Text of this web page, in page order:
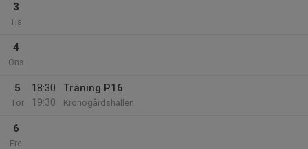
3
Tis
4
Ons
5
Tor
18:30
19:30
Träning P16
Kronogårdshallen
6
Fre